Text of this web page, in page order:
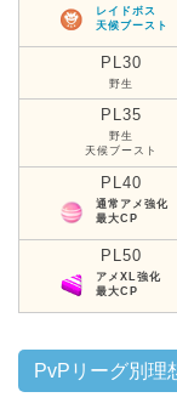
レイドボス
天候ブースト
PL30
野生
PL35
野生
天候ブースト
PL40
通常アメ強化
最大CP
PL50
アメXL強化
最大CP
PvPリーグ別理